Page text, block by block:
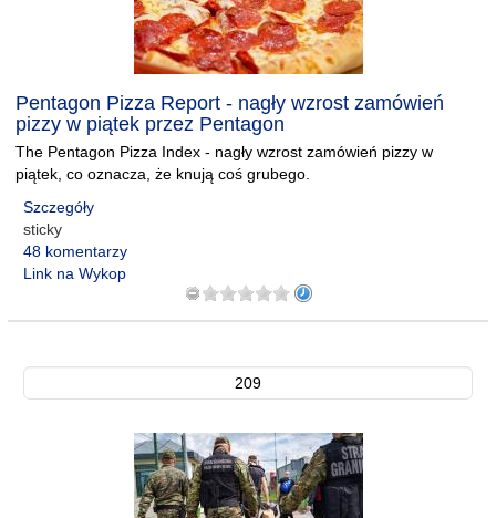
Pentagon Pizza Report - nagły wzrost zamówień
pizzy w piątek przez Pentagon
The Pentagon Pizza Index - nagły wzrost zamówień pizzy w
piątek, co oznacza, że knują coś grubego.
Szczegóły
sticky
48 komentarzy
Link na Wykop
209